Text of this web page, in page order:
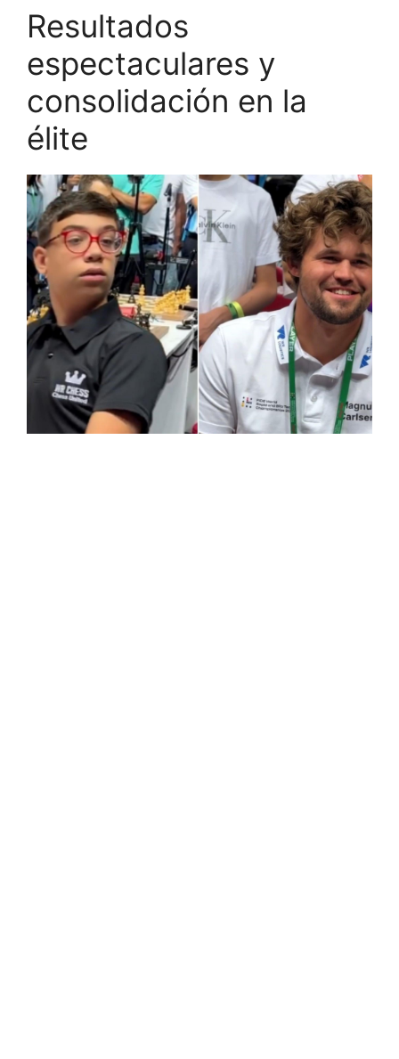
Resultados
espectaculares y
consolidación en la
élite